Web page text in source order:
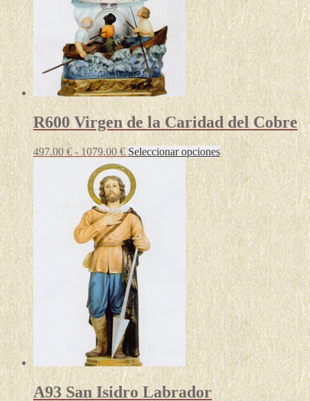
R600 Virgen de la Caridad del Cobre
497.00€ - 1079.00 €Rango
de
precios:
desde
497.00 €
hasta
1079.00 €
Seleccionar opcionesEste
producto
tiene
múltiples
variantes.
Las
opciones
se
pueden
elegir
en
la
página
de
producto
A93 San Isidro Labrador